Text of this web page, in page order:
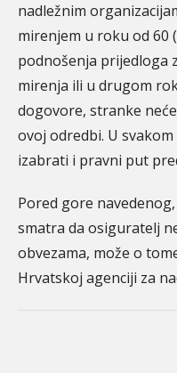
nadležnim
mirenjem u roku od 60
podnošenja prijedloga
mirenja ili u drugom
dogovore, stranke
ovoj odredbi. U
izabrati i pravni put
Pored gore
smatra da osiguratelj
obvezama, može o
Hrvatskoj agenciji za